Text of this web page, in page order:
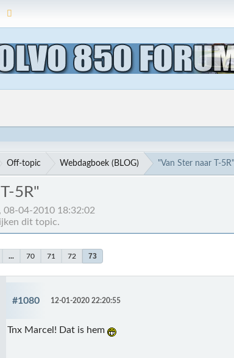
Off-topic Webdagboek (BLOG) "Van Ster naar T-5R"
5R"
08-04-2010 18:32:02
dit topic.
... 70 71 72 73
#1080 12-01-2020 22:20:55
Tnx Marcel! Dat is hem